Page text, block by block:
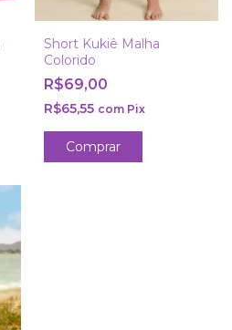
Short Kukiê Malha
Colorido
R$69,00
R$65,55 com Pix
Comprar